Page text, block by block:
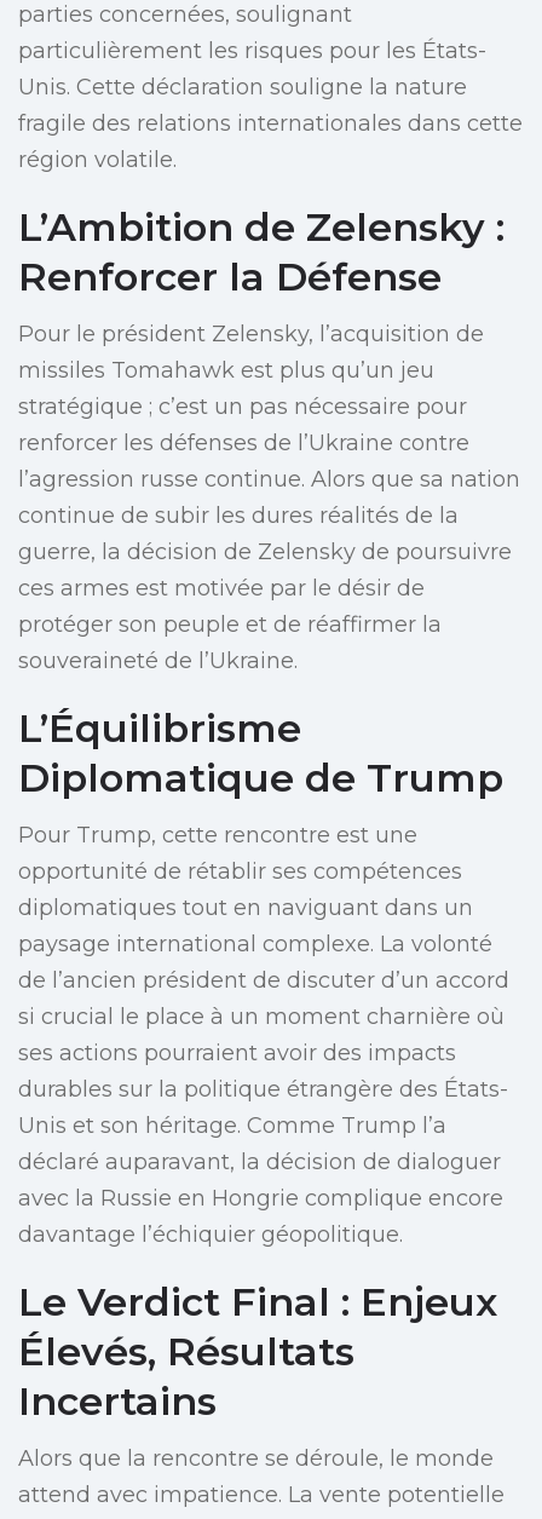
parties concernées, soulignant
particulièrement les risques pour les États-
Unis. Cette déclaration souligne la nature
fragile des relations internationales dans cette
région volatile.
L’Ambition de Zelensky :
Renforcer la Défense
Pour le président Zelensky, l’acquisition de
missiles Tomahawk est plus qu’un jeu
stratégique ; c’est un pas nécessaire pour
renforcer les défenses de l’Ukraine contre
l’agression russe continue. Alors que sa nation
continue de subir les dures réalités de la
guerre, la décision de Zelensky de poursuivre
ces armes est motivée par le désir de
protéger son peuple et de réaffirmer la
souveraineté de l’Ukraine.
L’Équilibrisme
Diplomatique de Trump
Pour Trump, cette rencontre est une
opportunité de rétablir ses compétences
diplomatiques tout en naviguant dans un
paysage international complexe. La volonté
de l’ancien président de discuter d’un accord
si crucial le place à un moment charnière où
ses actions pourraient avoir des impacts
durables sur la politique étrangère des États-
Unis et son héritage. Comme Trump l’a
déclaré auparavant, la décision de dialoguer
avec la Russie en Hongrie complique encore
davantage l’échiquier géopolitique.
Le Verdict Final : Enjeux
Élevés, Résultats
Incertains
Alors que la rencontre se déroule, le monde
attend avec impatience. La vente potentielle